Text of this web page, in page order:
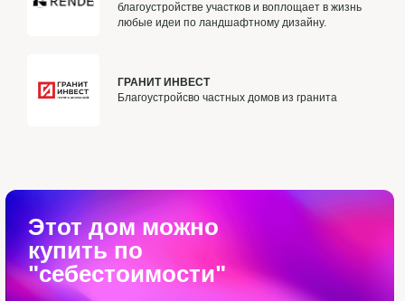
благоустройстве участков и воплощает в жизнь
любые идеи по ландшафтному дизайну.
ГРАНИТ ИНВЕСТ
Благоустройсво частных домов из гранита
Этот дом можно
купить по
"себестоимости"